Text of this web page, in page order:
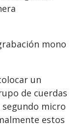
mono
un
de cuerdas
micro
estos